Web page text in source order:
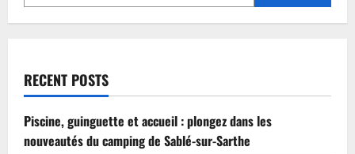
choisir
sans
RECENT POSTS
Piscine, guinguette et accueil : plongez dans les
nouveautés du camping de Sablé-sur-Sarthe